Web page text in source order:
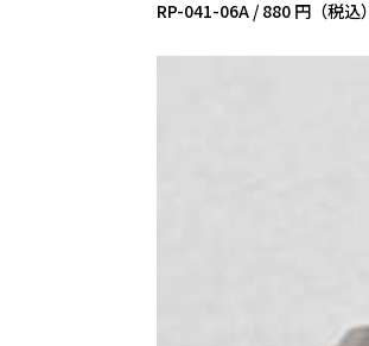
RP-041-06A / 880 円（税込）